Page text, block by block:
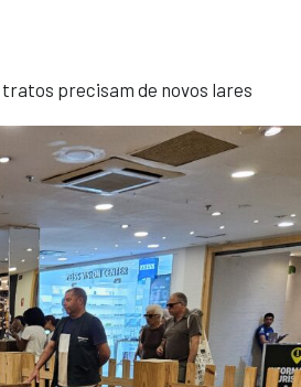
precisam de novos lares